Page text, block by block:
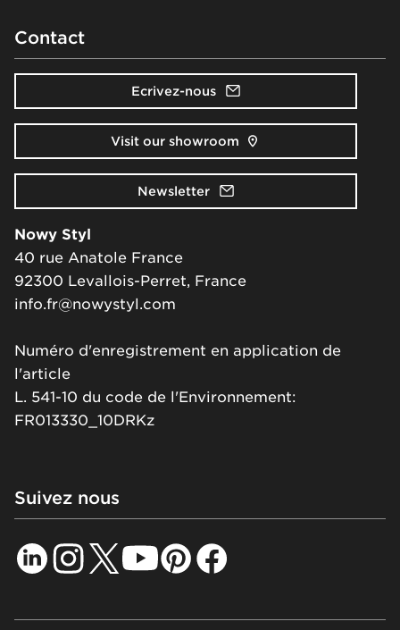
Contact
Ecrivez-nous
Visit our showroom
Newsletter
Nowy Styl
40 rue Anatole France
92300 Levallois-Perret, France
info.fr@nowystyl.com
Numéro d'enregistrement en application de
l'article
L. 541-10 du code de l'Environnement:
FR013330_10DRKz
Suivez nous